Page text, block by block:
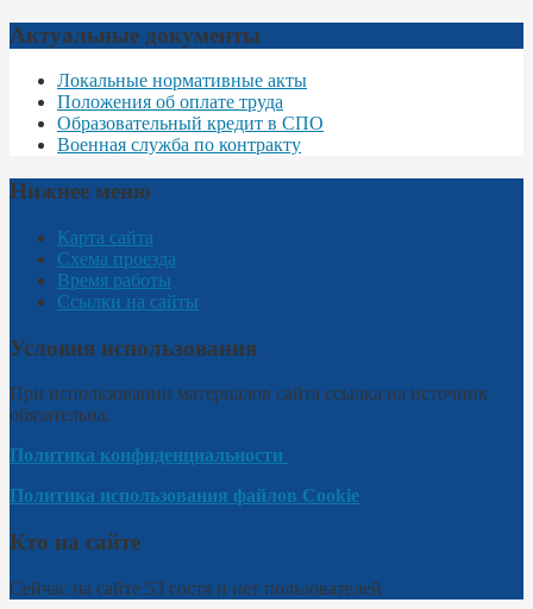
Актуальные документы
Локальные нормативные акты
Положения об оплате труда
Образовательный кредит в СПО
Военная служба по контракту
Нижнее меню
Карта сайта
Схема проезда
Время работы
Ссылки на сайты
Условия использования
При использовании материалов сайта ссылка на источник
обязательна.
Политика конфиденциальности
Политика использования файлов Cookie
Кто на сайте
Сейчас на сайте 53 гостя и нет пользователей